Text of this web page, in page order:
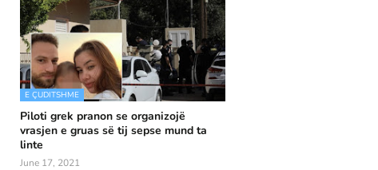
E ÇUDITSHME
Piloti grek pranon se organizojë
vrasjen e gruas së tij sepse mund ta
linte
June 17, 2021